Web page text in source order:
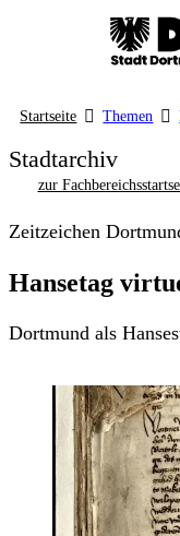
Startseite Themen
Stadtarchiv
zur
Zeitzeichen
Hansetag
Dortmund als